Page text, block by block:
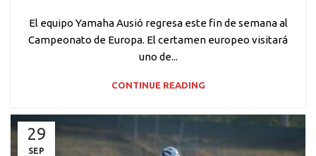
El equipo Yamaha Ausió regresa este fin de semana al
Campeonato de Europa. El certamen europeo visitará
uno de...
CONTINUE READING
29
SEP